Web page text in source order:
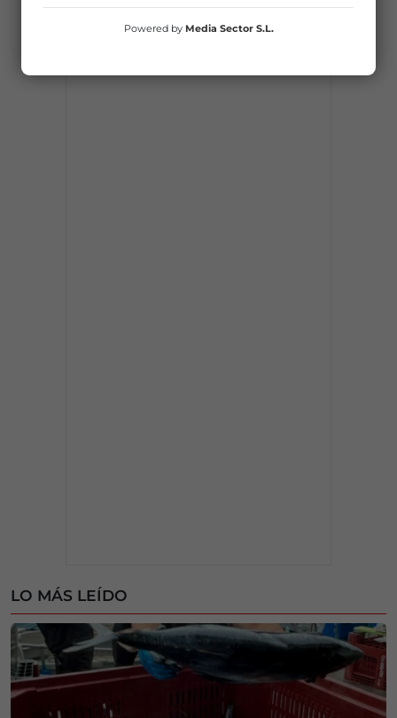
LO MÁS LEÍDO
Powered by Media Sector S.L.